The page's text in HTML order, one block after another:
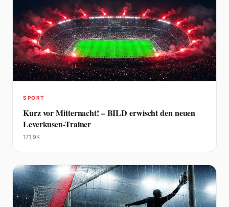
SPORT
Kurz vor Mitternacht! – BILD erwischt den neuen
Leverkusen-Trainer
171,9K